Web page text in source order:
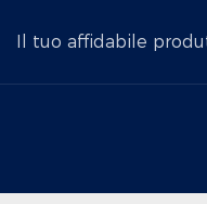
Il tuo affidabile